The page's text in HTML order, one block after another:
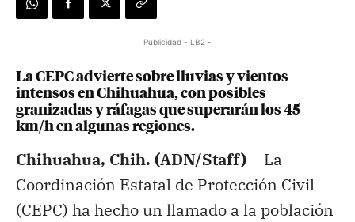
Publicidad - LB2 -
La CEPC advierte sobre lluvias y vientos
intensos en Chihuahua, con posibles
granizadas y ráfagas que superarán los 45
km/h en algunas regiones.
Chihuahua, Chih. (ADN/Staff) – La
Coordinación Estatal de Protección Civil
(CEPC) ha hecho un llamado a la población